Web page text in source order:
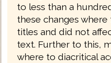
to less than a
these changes
titles and did not
text. Further to this,
where to diacritical